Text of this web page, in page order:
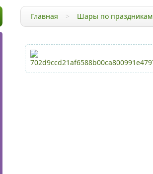
Главная > Шары по праздникам